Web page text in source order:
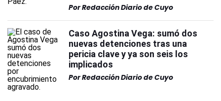
PorRedacción Diario de Cuyo
Caso Agostina Vega: sumó dos
nuevas detenciones tras una
pericia clave y ya son seis los
implicados
PorRedacción Diario de Cuyo